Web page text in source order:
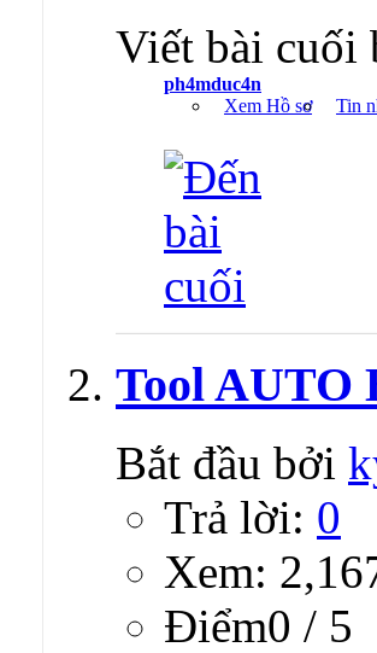
Viết bài cuối
ph4mduc4n
Xem Hồ sơ
Tin
Tool AUTO
Bắt đầu bởi
Trả lời: 0
Xem:
Ðiểm0 / 5